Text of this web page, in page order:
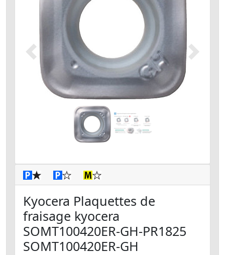
Précédent Suivant
Kyocera Plaquettes de
fraisage kyocera
SOMT100420ER-GH-PR1825
SOMT100420ER-GH